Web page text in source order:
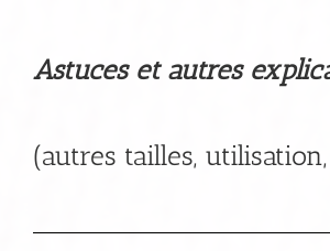
Astuces et autres
(autres tailles,